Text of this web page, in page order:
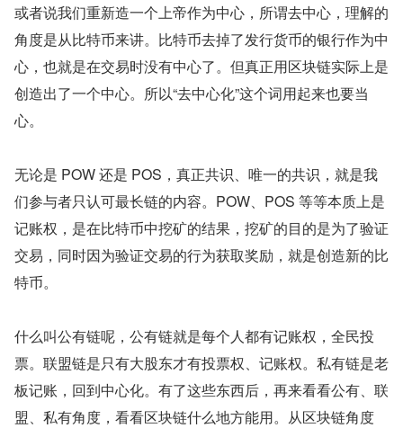
或者说我们重新造一个上帝作为中心，所谓去中心，理解的
角度是从比特币来讲。比特币去掉了发行货币的银行作为中
心，也就是在交易时没有中心了。但真正用区块链实际上是
创造出了一个中心。所以“去中心化”这个词用起来也要当
心。
无论是 POW 还是 POS，真正共识、唯一的共识，就是我
们参与者只认可最长链的内容。POW、POS 等等本质上是
记账权，是在比特币中挖矿的结果，挖矿的目的是为了验证
交易，同时因为验证交易的行为获取奖励，就是创造新的比
特币。
什么叫公有链呢，公有链就是每个人都有记账权，全民投
票。联盟链是只有大股东才有投票权、记账权。私有链是老
板记账，回到中心化。有了这些东西后，再来看看公有、联
盟、私有角度，看看区块链什么地方能用。从区块链角度